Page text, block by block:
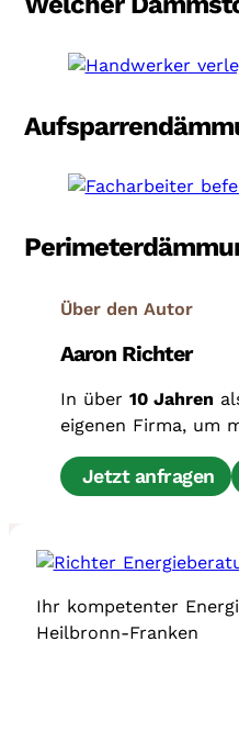
Über den Autor
Aaron Richter
In über 10 Jahren
eigenen Firma, um
Jetzt anfragen
Ihr kompetenter
Heilbronn-Franken